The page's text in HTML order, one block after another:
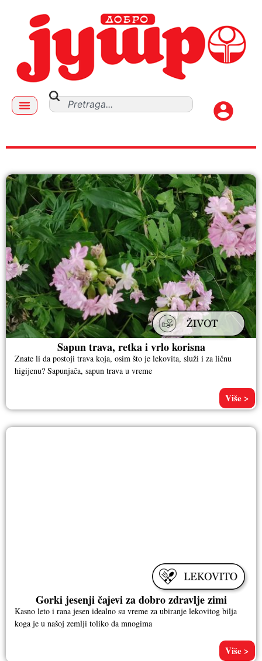
lekovito bilje
Sapun trava, retka i vrlo korisna
Znate li da postoji trava koja, osim što je lekovita, služi i za ličnu
higijenu? Sapunjača, sapun trava u vreme
Više >
Gorki jesenji čajevi za dobro zdravlje zimi
Kasno leto i rana jesen idealno su vreme za ubiranje lekovitog bilja
koga je u našoj zemlji toliko da mnogima
Više >